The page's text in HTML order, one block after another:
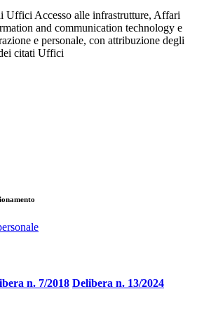
Uffici Accesso alle infrastrutture, Affari
and communication technology e
e personale, con attribuzione degli
citati Uffici
n. 7/2018 Delibera n. 13/2024